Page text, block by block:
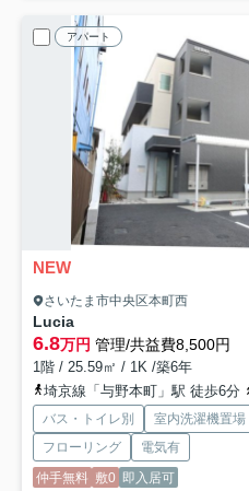
アパート
NEW
さいたま市中央区本町西
Lucia
6.8万円 管理/共益費8,500円
1階 / 25.59㎡ / 1K /築6年
埼京線「与野本町」駅 徒歩6分
バス・トイレ別 室内洗濯機置場
フローリング
電気有
仲手無料 敷0 即入居可